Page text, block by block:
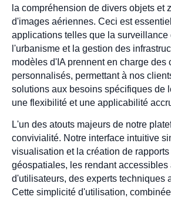
la compréhension de divers objets et
d'images aériennes. Ceci est
applications telles que la surveillance
l'urbanisme et la gestion des
modèles d'IA prennent en charge des
personnalisés, permettant à nos
solutions aux besoins spécifiques de
une flexibilité et une applicabilité
L'un des atouts majeurs de notre
convivialité. Notre interface intuitive
visualisation et la création de
géospatiales, les rendant accessibles
d'utilisateurs, des experts techniques
Cette simplicité d'utilisation,